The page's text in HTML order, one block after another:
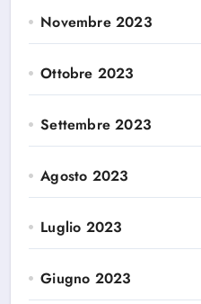
Novembre 2023
Ottobre 2023
Settembre 2023
Agosto 2023
Luglio 2023
Giugno 2023